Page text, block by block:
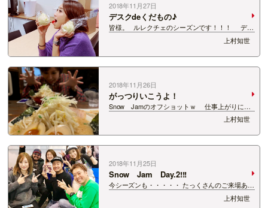
2018年11月27日
デスクdeくだもの♪
皆様。 ルレクチェのシーズンです！！！ デス
クdeくだもの♪ やはり旬な物はいただきたいで
すね★ 雑多な背景で失礼しましたｗｗｗ &nb…
上村知世
2018年11月26日
がっつりいこうよ！
Snow Jamのオフショットｗ 仕事上がりにが
っつりいきたくてｗ カマーシャと一緒にだるまや
へ♪ 味玉だるまらーめんft.餃子 ペロリさせてい
ただきました！ &n…
上村知世
2018年11月25日
Snow Jam Day.2!!!
今シーズンも・・・・・ たっくさんのご来場あり
がとうございました★☆★ 先ほど、無事にイ
ベントSnow Jamがフィニッシュ！ 今日は、上
上村知世